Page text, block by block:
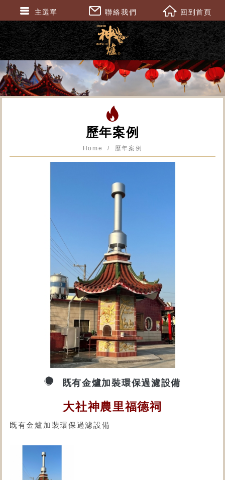
歷年案例
Home 歷年案例
既有金爐加裝環保過濾設備
大社神農里福德祠
既有金爐加裝環保過濾設備
主選單 聯絡我們 回到首頁